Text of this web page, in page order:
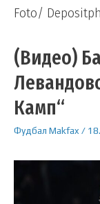
Foto/
(Видео)
Камп“
Фудбал Makfax/